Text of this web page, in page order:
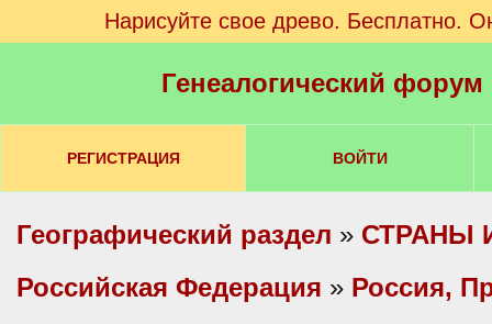
Нарисуйте свое древо. Бесплатно.
Генеалогический
РЕГИСТРАЦИЯ ВОЙТИ
Географический раздел » СТРАНЫ
Российская Федерация » Россия,